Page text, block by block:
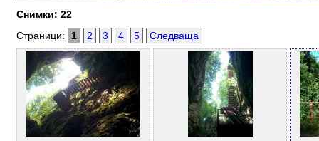
Снимки: 22
Страници:
1 2 3 4 5 Следваща